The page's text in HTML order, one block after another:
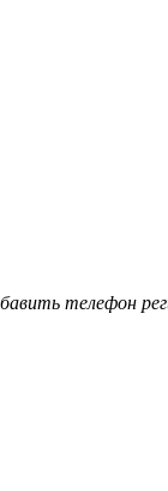
телефон